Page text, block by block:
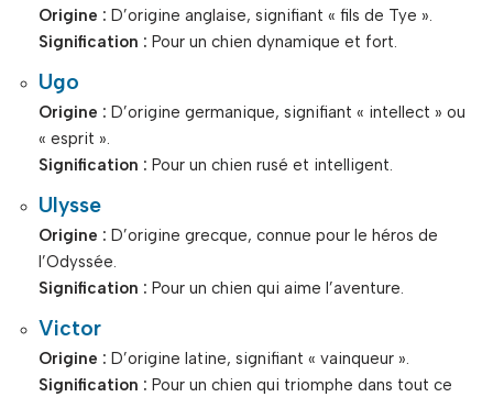
Origine : D’origine anglaise, signifiant « fils de Tye ».
Signification : Pour un chien dynamique et fort.
Ugo
Origine : D’origine germanique, signifiant « intellect » ou
« esprit ».
Signification : Pour un chien rusé et intelligent.
Ulysse
Origine : D’origine grecque, connue pour le héros de
l’Odyssée.
Signification : Pour un chien qui aime l’aventure.
Victor
Origine : D’origine latine, signifiant « vainqueur ».
Signification : Pour un chien qui triomphe dans tout ce